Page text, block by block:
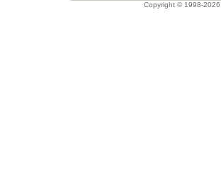
Copyright © 1998-